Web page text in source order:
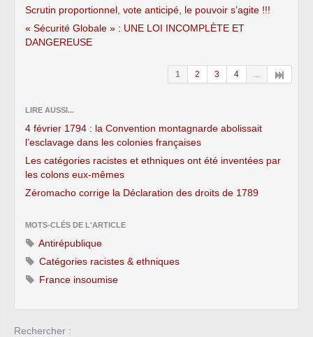
Scrutin proportionnel, vote anticipé, le pouvoir s’agite !!!
« Sécurité Globale » : UNE LOI INCOMPLÈTE ET
DANGEREUSE
1 2 3 4 ...
LIRE AUSSI...
4 février 1794 : la Convention montagnarde abolissait
l’esclavage dans les colonies françaises
Les catégories racistes et ethniques ont été inventées par
les colons eux-mêmes
Zéromacho corrige la Déclaration des droits de 1789
MOTS-CLÉS DE L'ARTICLE
Antirépublique
Catégories racistes & ethniques
France insoumise
Rechercher :